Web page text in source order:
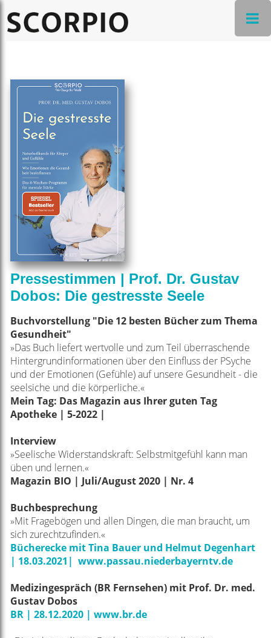
Pressestimmen | Prof. Dr. Gustav
Dobos: Die gestresste Seele
Buchvorstellung "Die 12 besten Bücher zum Thema
Gesundheit"
»Das Buch liefert wertvolle und zum Teil überraschende
Hintergrundinformationen über den Einfluss der PSyche
und der Emotionen (Gefühle) auf unsere Gesundheit - die
seelsiche und die körperliche.«
Mein Tag: Das Magazin aus Ihrer guten Tag
Apotheke | 5-2022 |
Interview
»Seelische Widerstandskraft: Selbstmitgefühl kann man
üben und lernen.«
Magazin BIO | Juli/August 2020 | Nr. 4
Buchbesprechung
»Mit Fragebögen und allen Dingen, die man braucht, um
sich zurechtzufinden.«
Bücherecke mit Tina Bauer und Helmut Degenhart
| 18.03.2021| www.passau.niederbayerntv.de
Medizingespräch (BR Fernsehen) mit Prof. Dr. med.
Gustav Dobos
BR | 28.12.2020 | www.br.de